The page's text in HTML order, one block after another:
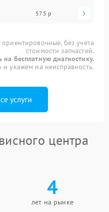
575 р
без учета
стоимости запчастей.
на бесплатную диагностику.
укажем на неисправность.
услуги
центра
4
лет на рынке